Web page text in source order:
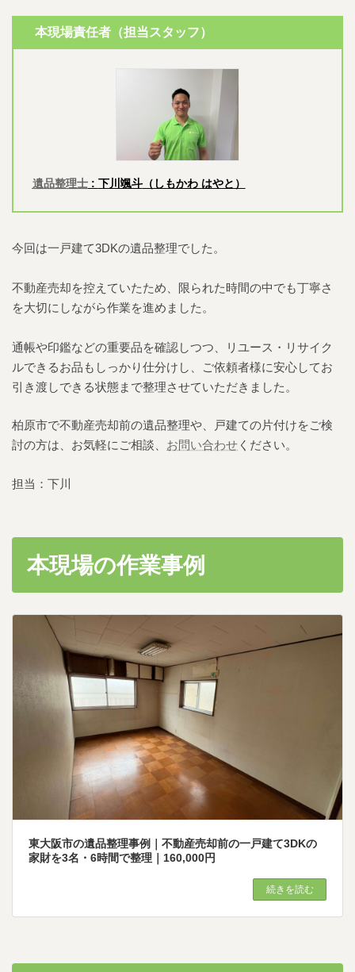
本現場責任者（担当スタッフ）
遺品整理士: 下川颯斗（しもかわ はやと）
今回は一戸建て3DKの遺品整理でした。
不動産売却を控えていたため、限られた時間の中でも丁寧さ
を大切にしながら作業を進めました。
通帳や印鑑などの重要品を確認しつつ、リユース・リサイク
ルできるお品もしっかり仕分けし、ご依頼者様に安心してお
引き渡しできる状態まで整理させていただきました。
柏原市で不動産売却前の遺品整理や、戸建ての片付けをご検
討の方は、お気軽にご相談、 お問い合わせ ください。
担当：下川
本現場の作業事例
東大阪市の遺品整理事例｜不動産売却前の一戸建て3DKの
家財を3名・6時間で整理｜160,000円
続きを読む